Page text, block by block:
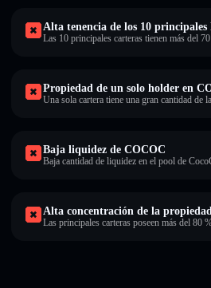
Alta tenencia de los 10 principales
Las 10 principales carteras tienen más del
Propiedad de un solo holder en
Una sola cartera tiene una gran cantidad de
Baja liquidez de COCOC
Baja cantidad de liquidez en el pool de
Alta concentración de la
Las principales carteras poseen más del 80